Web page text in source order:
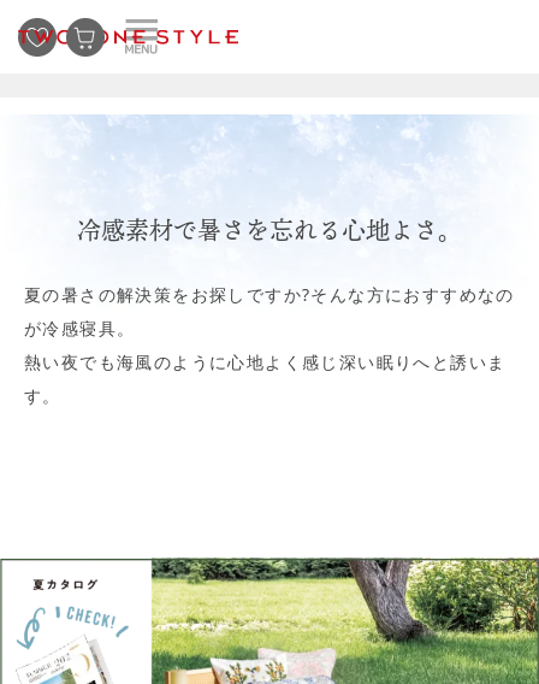
冷感素材で暑さを忘れる心地よさ。
夏の暑さの解決策をお探しですか?そんな方におすすめなの
が冷感寝具。
熱い夜でも海風のように心地よく感じ深い眠りへと誘いま
す。